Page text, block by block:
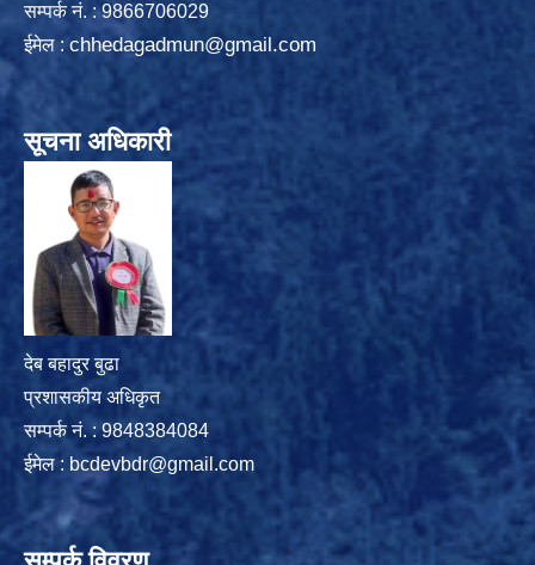
सम्पर्क न‌ं. : 9866706029
ईमेल : chhedagadmun@gmail.com
सूचना अधिकारी
देब बहादुर बुढा
प्रशासकीय अधिकृत
सम्पर्क नं. : 9848384084
ईमेल : bcdevbdr@gmail.com